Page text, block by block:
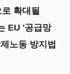
로 확대될
EU '공급망
노동 방지법